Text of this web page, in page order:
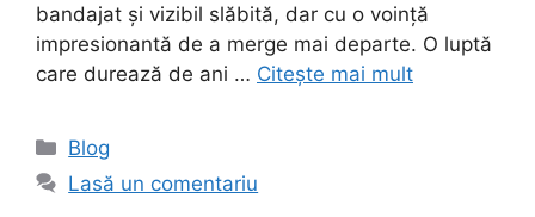
bandajat și vizibil slăbită, dar cu o voință
impresionantă de a merge mai departe. O luptă
care durează de ani … Citește mai mult
Categorii
Blog
Lasă un comentariu